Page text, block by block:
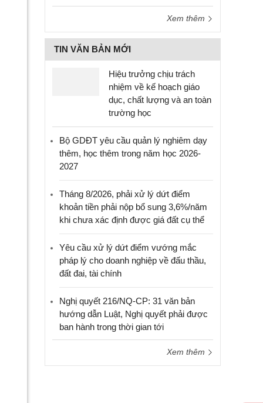
Xem thêm
TIN VĂN BẢN MỚI
Hiệu trưởng chịu trách
nhiệm về kế hoạch giáo
dục, chất lượng và an toàn
trường học
Bộ GDĐT yêu cầu quản lý nghiêm dạy
thêm, học thêm trong năm học 2026-
2027
Tháng 8/2026, phải xử lý dứt điểm
khoản tiền phải nộp bổ sung 3,6%/năm
khi chưa xác định được giá đất cụ thể
Yêu cầu xử lý dứt điểm vướng mắc
pháp lý cho doanh nghiệp về đấu thầu,
đất đai, tài chính
Nghị quyết 216/NQ-CP: 31 văn bản
hướng dẫn Luật, Nghị quyết phải được
ban hành trong thời gian tới
Xem thêm